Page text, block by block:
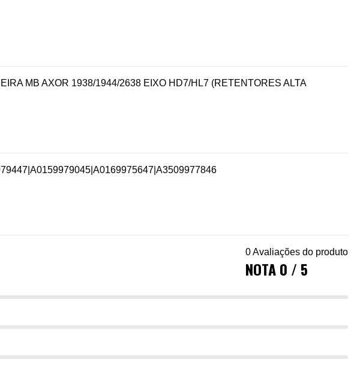
MB AXOR 1938/1944/2638 EIXO HD7/HL7 (RETENTORES ALTA
A0159979045 A0169975647 A3509977846
0 Avaliações do produto
NOTA 0 / 5